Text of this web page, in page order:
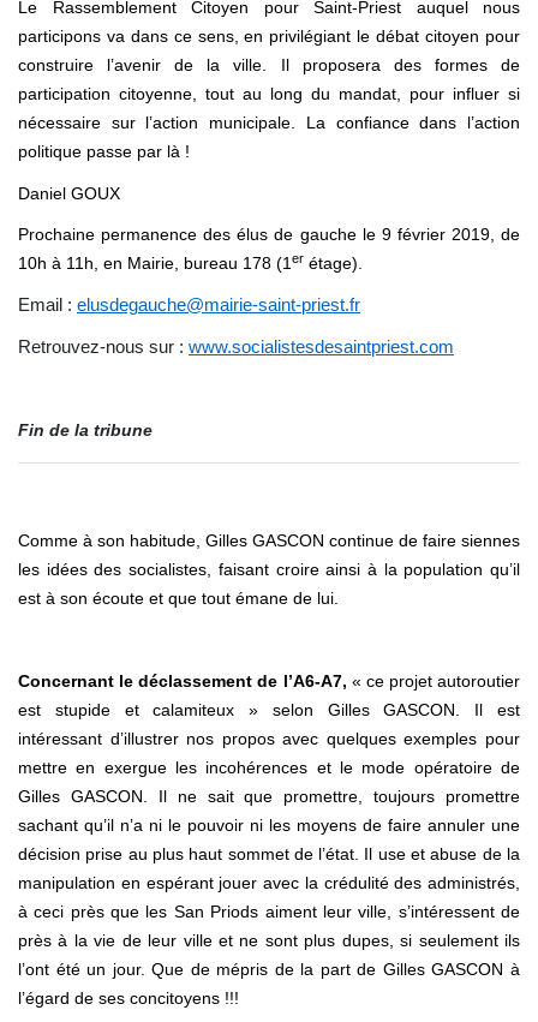
Le Rassemblement Citoyen pour Saint-Priest auquel nous
participons va dans ce sens, en privilégiant le débat citoyen pour
construire l’avenir de la ville. Il proposera des formes de
participation citoyenne, tout au long du mandat, pour influer si
nécessaire sur l’action municipale. La confiance dans l’action
politique passe par là !
Daniel GOUX
Prochaine permanence des élus de gauche le 9 février 2019, de
10h à 11h, en Mairie, bureau 178 (1er étage).
Email : elusdegauche@mairie-saint-priest.fr
Retrouvez-nous sur : www.socialistesdesaintpriest.com
Fin de la tribune
Comme à son habitude, Gilles GASCON continue de faire siennes
les idées des socialistes, faisant croire ainsi à la population qu’il
est à son écoute et que tout émane de lui.
Concernant le déclassement de l’A6-A7, « ce projet autoroutier
est stupide et calamiteux » selon Gilles GASCON. Il est
intéressant d’illustrer nos propos avec quelques exemples pour
mettre en exergue les incohérences et le mode opératoire de
Gilles GASCON. Il ne sait que promettre, toujours promettre
sachant qu’il n’a ni le pouvoir ni les moyens de faire annuler une
décision prise au plus haut sommet de l’état. Il use et abuse de la
manipulation en espérant jouer avec la crédulité des administrés,
à ceci près que les San Priods aiment leur ville, s’intéressent de
près à la vie de leur ville et ne sont plus dupes, si seulement ils
l’ont été un jour. Que de mépris de la part de Gilles GASCON à
l’égard de ses concitoyens !!!